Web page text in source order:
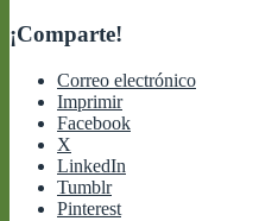
¡Comparte!
Correo electrónico
Imprimir
Facebook
X
LinkedIn
Tumblr
Pinterest